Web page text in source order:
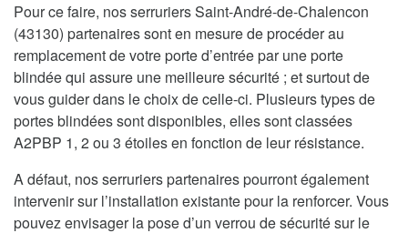
Pour ce faire, nos serruriers Saint-André-de-Chalencon
(43130) partenaires sont en mesure de procéder au
remplacement de votre porte d’entrée par une porte
blindée qui assure une meilleure sécurité ; et surtout de
vous guider dans le choix de celle-ci. Plusieurs types de
portes blindées sont disponibles, elles sont classées
A2PBP 1, 2 ou 3 étoiles en fonction de leur résistance.
A défaut, nos serruriers partenaires pourront également
intervenir sur l’installation existante pour la renforcer. Vous
pouvez envisager la pose d’un verrou de sécurité sur le